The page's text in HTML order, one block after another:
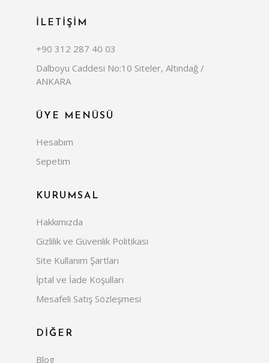
İLETİŞİM
+90 312 287 40 03
Dalboyu Caddesi No:10 Siteler, Altındağ /
ANKARA
ÜYE MENÜSÜ
Hesabım
Sepetim
KURUMSAL
Hakkımızda
Gizlilik ve Güvenlik Politikası
Site Kullanım Şartları
İptal ve İade Koşulları
Mesafeli Satış Sözleşmesi
DİĞER
Blog